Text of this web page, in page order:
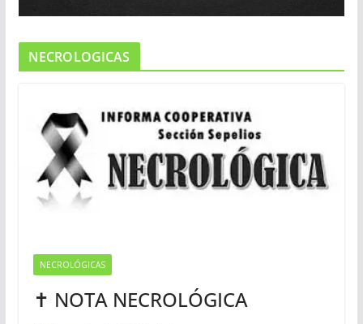
NECROLOGICAS
NECROLÓGICAS
✝ NOTA NECROLÓGICA